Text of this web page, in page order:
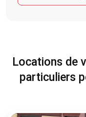
Locations de
particuliers